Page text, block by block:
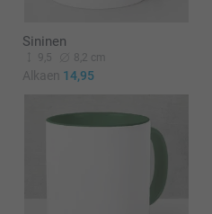
Sininen
9,5 8,2 cm
Alkaen 14,95